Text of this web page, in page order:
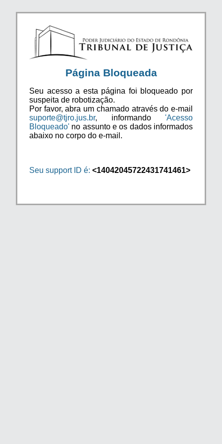
Página Bloqueada
Seu acesso a esta página foi bloqueado por
suspeita de robotização.
Por favor, abra um chamado através do e-mail
suporte@tjro.jus.br, informando 'Acesso
Bloqueado' no assunto e os dados informados
abaixo no corpo do e-mail.
Seu support ID é: <14042045722431741461>